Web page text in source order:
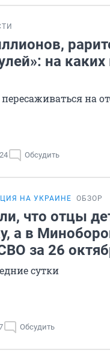
на
на
Обсудить
НА УКРАИНЕ ОБЗОР
что отцы
а в
за 26
сутки
Обсудить